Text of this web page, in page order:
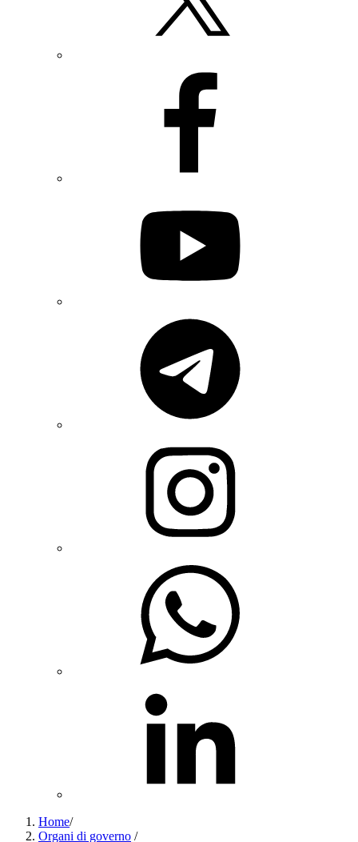
Home/
Organi di governo /